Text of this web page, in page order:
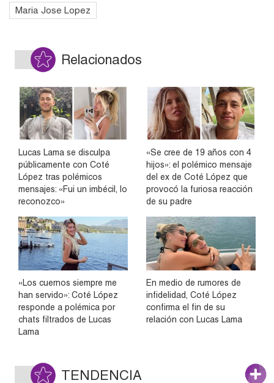
Maria Jose Lopez
Relacionados
Lucas Lama se disculpa
públicamente con Coté
López tras polémicos
mensajes: «Fui un imbécil, lo
reconozco»
«Se cree de 19 años con 4
hijos»: el polémico mensaje
del ex de Coté López que
provocó la furiosa reacción
de su padre
«Los cuernos siempre me
han servido»: Coté López
responde a polémica por
chats filtrados de Lucas
Lama
En medio de rumores de
infidelidad, Coté López
confirma el fin de su
relación con Lucas Lama
TENDENCIA